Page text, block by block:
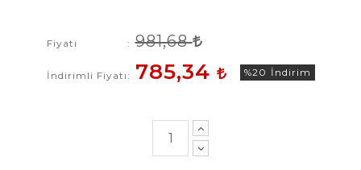
Fiyatı 981,68
İndirimli Fiyatı 785,34 %20 İndirim